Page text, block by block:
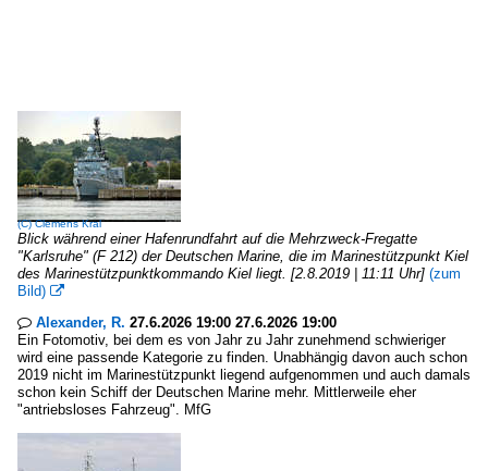
(C)Clemens Kral
Blick während einer Hafenrundfahrt auf die Mehrzweck-Fregatte
"Karlsruhe" (F 212) der Deutschen Marine, die im Marinestützpunkt Kiel
des Marinestützpunktkommando Kiel liegt. [2.8.2019 | 11:11 Uhr] (zum
Bild) 
 Alexander, R. 27.6.2026 19:00 27.6.2026 19:00
Ein Fotomotiv, bei dem es von Jahr zu Jahr zunehmend schwieriger
wird eine passende Kategorie zu finden. Unabhängig davon auch schon
2019 nicht im Marinestützpunkt liegend aufgenommen und auch damals
schon kein Schiff der Deutschen Marine mehr. Mittlerweile eher
"antriebsloses Fahrzeug". MfG